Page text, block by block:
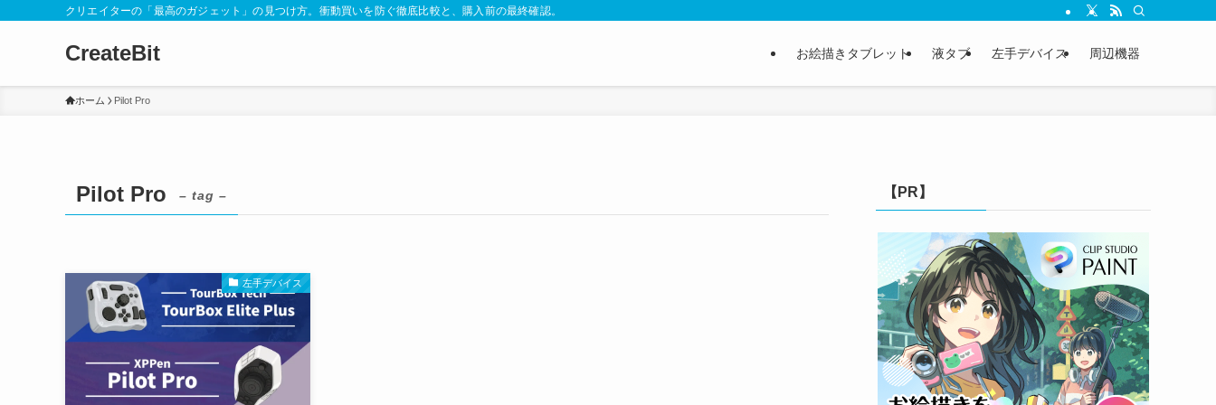
クリエイターの「最高のガジェット」の見つけ方。衝動買いを防ぐ徹底比較と、購入前の最終確認。
CreateBit お絵描きタブレット 液タブ 左手デバイス 周辺機器
ホーム Pilot Pro
Pilot Pro – tag –
左手デバイス
【PR】